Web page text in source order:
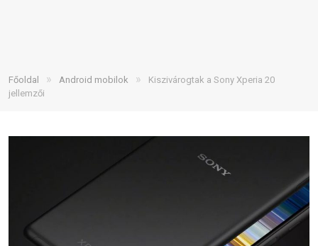
Főoldal » Android mobilok »
Kiszivárogtak a Sony Xperia 20
jellemzői